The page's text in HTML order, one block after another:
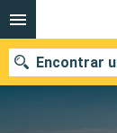
Encontrar